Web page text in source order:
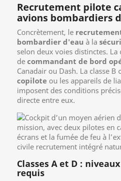
Recrutement pilote
avions bombardiers
Concrètement, le
bombardier d'eau à la
selon deux voies distinctes. La
de commandant de bord
Canadair ou Dash. La classe B
copilote ou les appareils de
imposent des conditions
directe entre eux.
Classes A et D :
requis